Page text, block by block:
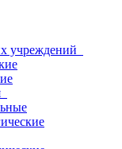
учреждений